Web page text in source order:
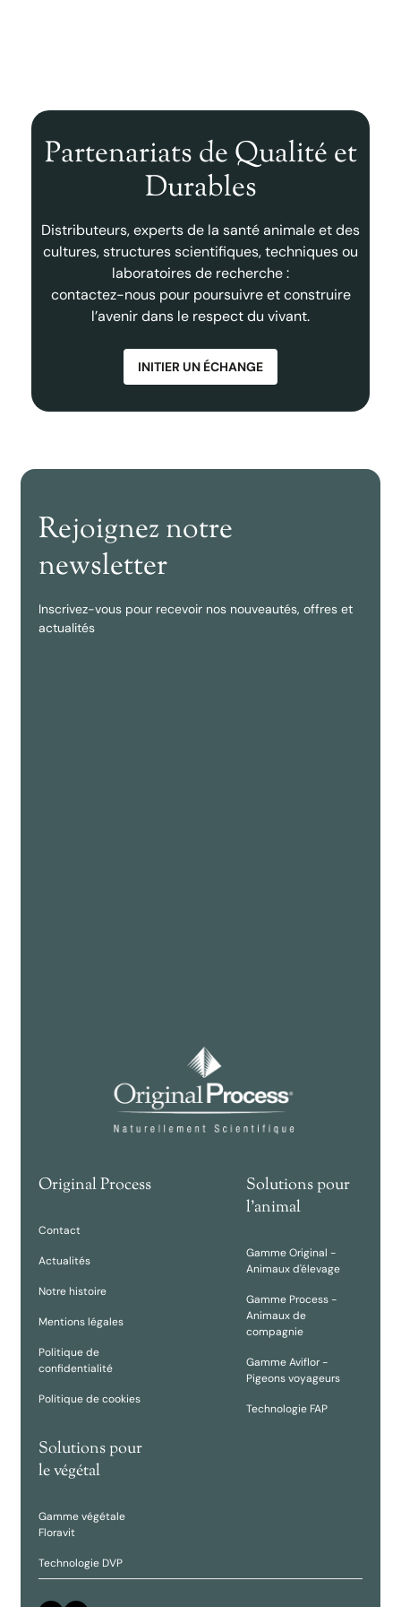
Partenariats de Qualité et
Durables
Distributeurs, experts de la santé animale et des
cultures, structures scientifiques, techniques ou
laboratoires de recherche :
contactez-nous pour poursuivre et construire
l’avenir dans le respect du vivant.
INITIER UN ÉCHANGE
Rejoignez notre
newsletter
Inscrivez-vous pour recevoir nos nouveautés, offres et
actualités
Original Process
Contact
Actualités
Notre histoire
Mentions légales
Politique de
confidentialité
Politique de cookies
Solutions pour
l'animal
Gamme Original -
Animaux d'élevage
Gamme Process -
Animaux de
compagnie
Gamme Aviflor -
Pigeons voyageurs
Technologie FAP
Solutions pour
le végétal
Gamme végétale
Floravit
Technologie DVP